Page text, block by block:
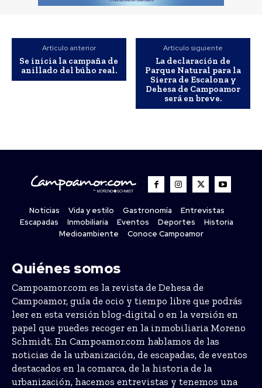
Artículo anterior
Se inicia la campaña de
anillado del búho real.
Artículo siguiente
La declaración de
Parque Natural para la
Sierra de Escalona y
Dehesa de Campoamor
será en breve.
Noticias Vida y estilo Gastronomía
Entrevistas
Escapadas
Inmobiliaria Eventos Deportes
Historia
Medioambiente
Conoce Campoamor
Quiénes somos
Campoamor.com es la revista de Dehesa de
Campoamor, guía de ocio y tiempo libre que podrás
leer en esta versión blog-digital o en la versión en
papel que puedes recoger en la inmobiliaria Moreno
Schmidt. En Campoamor.com hablamos de las
noticias de la urbanización, de escapadas, de eventos
destacados en la comarca, de la historia de la
urbanización, hacemos entrevistas y tenemos una